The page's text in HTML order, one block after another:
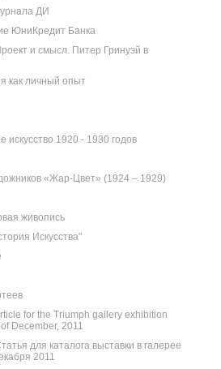
ДИ
ЮниКредит Банка
и смысл. Питер Гринуэй в
как личный опыт
искусство 1920 - 1930 годов
«Жар-Цвет» (1924 – 1929)
живопись
Искусства"
for the Triumph gallery exhibition
December, 2011
для каталога выставки в галерее
2011